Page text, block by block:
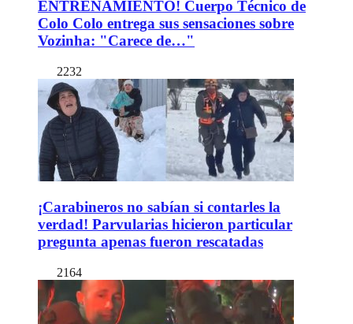
ENTRENAMIENTO! Cuerpo Técnico de
Colo Colo entrega sus sensaciones sobre
Vozinha: "Carece de…"
2232
¡Carabineros no sabían si contarles la
verdad! Parvularias hicieron particular
pregunta apenas fueron rescatadas
2164